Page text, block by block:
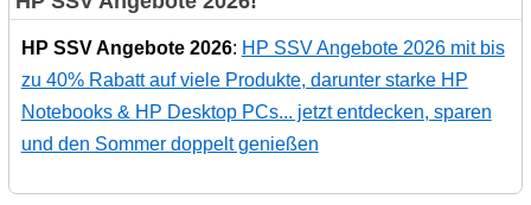
HP SSV Angebote 2026: HP SSV Angebote 2026 mit bis
zu 40% Rabatt auf viele Produkte, darunter starke HP
Notebooks & HP Desktop PCs... jetzt entdecken, sparen
und den Sommer doppelt genießen